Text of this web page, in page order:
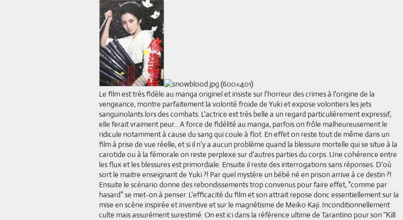
Le film est très fidèle au manga originel et insiste sur l'horreur des crimes à l'origine de la
vengeance, montre parfaitement la volonté froide de Yuki et expose volontiers les jets
sanguinolants lors des combats. L'actrice est très belle a un regard particulièrement expressif,
elle ferait vraiment peur... A force de fidélité au manga, parfois on frôle malheureusement le
ridicule notamment à cause du sang qui coule à flot. En effet on reste tout de même dans un
film à prise de vue réelle, et si il n'y a aucun problème quand la blessure mortelle qui se situe à la
carotide ou à la fémorale on reste perplexe sur d'autres parties du corps. Une cohérence entre
les flux et les blessures est primordiale. Ensuite il reste des interrogations sans réponses. D'où
sort le maitre enseignant de Yuki ?! Par quel mystère un bébé né en prison arrive à ce destin ?!
Ensuite le scénario donne des rebondissements trop convenus pour faire effet, "comme par
hasard" se met-on à penser. L'efficacité du film et son attrait repose donc essentiellement sur la
mise en scène inspirée et inventive et sur le magnétisme de Meiko Kaji. Inconditionnellement
culte mais assurément surestimé. On est ici dans la référence ultime de Tarantino pour son"Kill